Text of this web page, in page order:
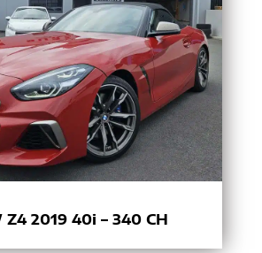
Z4 2019 40i – 340 CH